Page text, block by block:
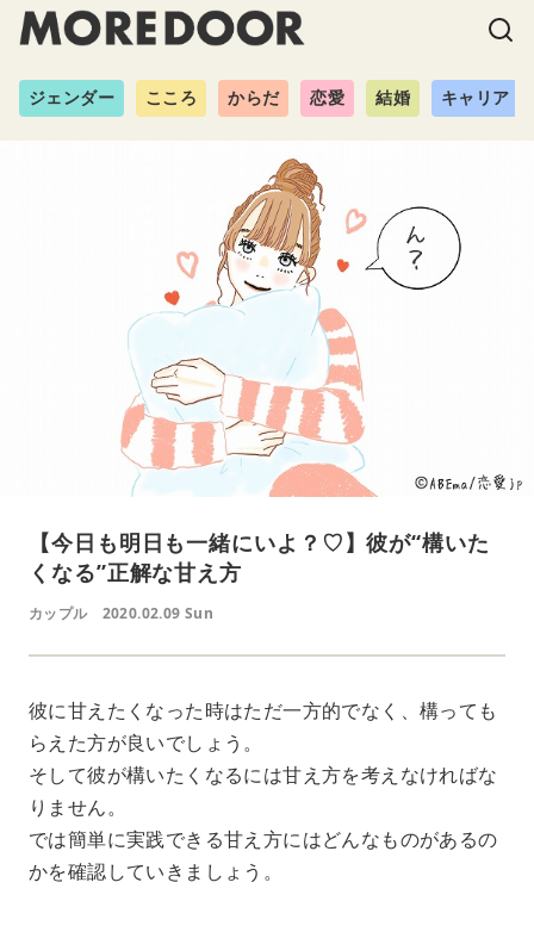
ジェンダー こころ からだ 恋愛 結婚 キャリア
【今日も明日も一緒にいよ？♡】彼が“構いた
くなる”正解な甘え方
カップル 2020.02.09 Sun
彼に甘えたくなった時はただ一方的でなく、構っても
らえた方が良いでしょう。
そして彼が構いたくなるには甘え方を考えなければな
りません。
では簡単に実践できる甘え方にはどんなものがあるの
かを確認していきましょう。